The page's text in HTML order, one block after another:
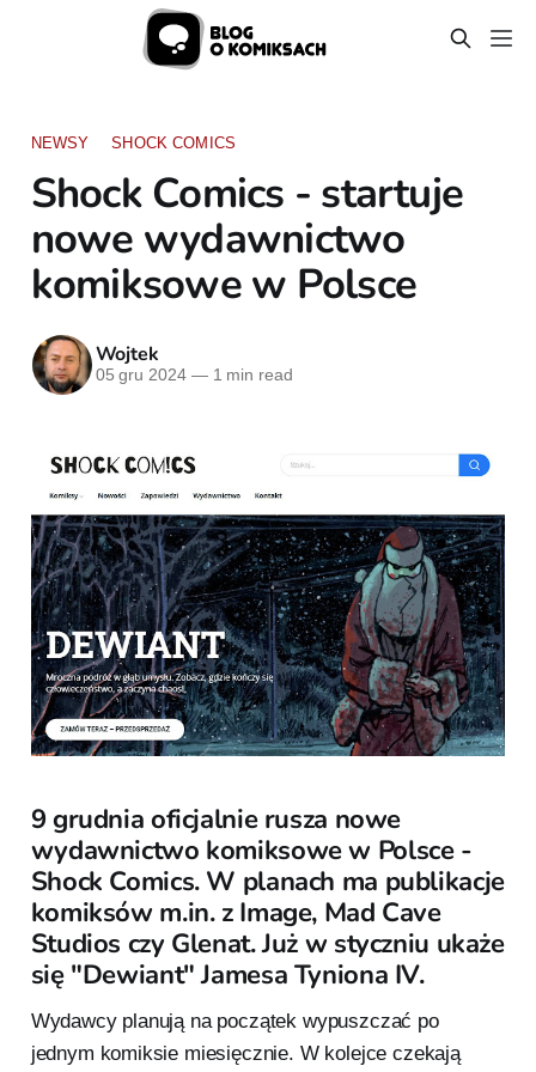
NEWSY SHOCK COMICS
Shock Comics - startuje
nowe wydawnictwo
komiksowe w Polsce
Wojtek
05 gru 2024 —1 min read
9 grudnia oficjalnie rusza nowe
wydawnictwo komiksowe w Polsce -
Shock Comics. W planach ma publikacje
komiksów m.in. z Image, Mad Cave
Studios czy Glenat. Już w styczniu ukaże
się "Dewiant" Jamesa Tyniona IV.
Wydawcy planują na początek wypuszczać po
jednym komiksie miesięcznie. W kolejce czekają